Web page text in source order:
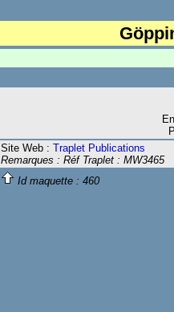
Site Web : Traplet Publications
Remarques : Réf Traplet : MW3465
Id maquette : 460